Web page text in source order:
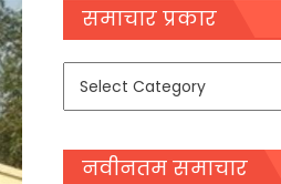
समाचार प्रकार
समाचार
नवीनतम समाचार